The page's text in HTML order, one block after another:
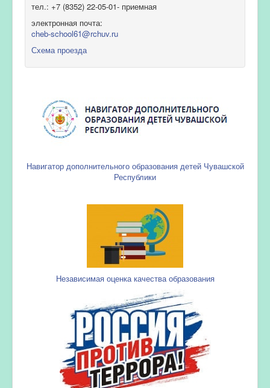
тел.: +7 (8352) 22-05-01- приемная
электронная почта:
cheb-school61@rchuv.ru
Схема проезда
Навигатор дополнительного образования детей Чувашской
Республики
Независимая оценка качества образования